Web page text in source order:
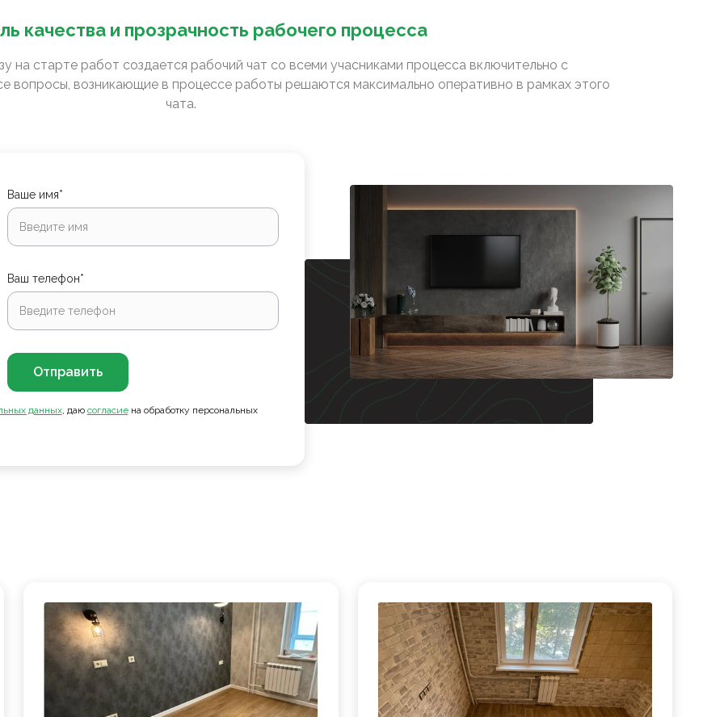
качества и прозрачность рабочего процесса
на старте работ создается рабочий чат со всеми учасниками процесса включительно с
вопросы, возникающие в процессе работы решаются максимально оперативно в рамках этого
чата.
Ваше имя*
Ваш телефон*
Отправить
данных, даю согласие на обработку персональных